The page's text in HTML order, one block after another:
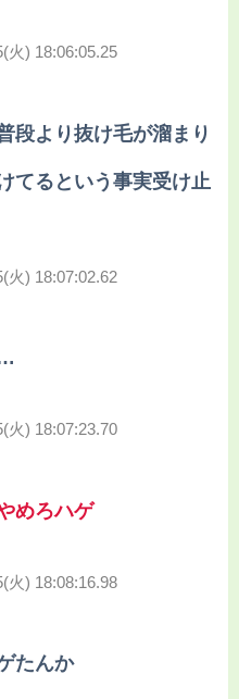
火) 18:06:05.25
段より抜け毛が溜まり
てるという事実受け止
火) 18:07:02.62
火) 18:07:23.70
めろハゲ
火) 18:08:16.98
たんか